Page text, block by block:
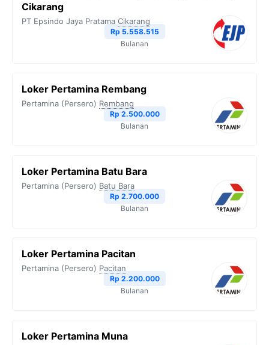
Cikarang
PT Epsindo Jaya Pratama Cikarang
Rp 5.558.515
Bulanan
Loker Pertamina Rembang
Pertamina (Persero) Rembang
Rp 2.500.000
Bulanan
Loker Pertamina Batu Bara
Pertamina (Persero) Batu Bara
Rp 2.700.000
Bulanan
Loker Pertamina Pacitan
Pertamina (Persero) Pacitan
Rp 2.200.000
Bulanan
Loker Pertamina Muna